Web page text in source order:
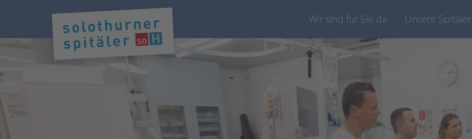
Wir sind für Sie da Unsere Spitäler